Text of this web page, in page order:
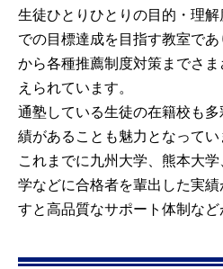
生徒ひとりひとりの目的・理
での目標達成を目指す教室で
から各種推薦制度対策までさ
えられています。
通塾している生徒の在籍校も
績があることも魅力となってい
これまでに九州大学、熊本大
学などに合格者を輩出した実
すと高品質なサポート体制など